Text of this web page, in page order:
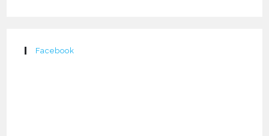
Facebook